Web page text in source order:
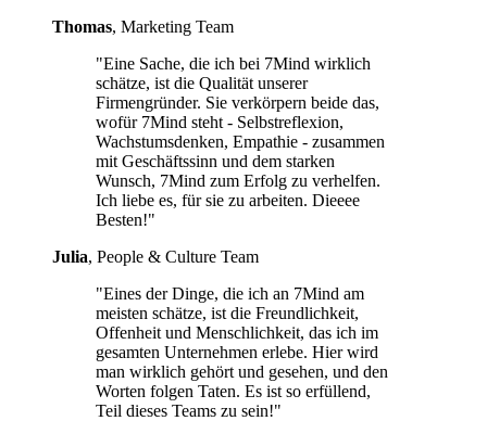
Thomas, Marketing Team
"Eine Sache, die ich bei 7Mind wirklich
schätze, ist die Qualität unserer
Firmengründer. Sie verkörpern beide das,
wofür 7Mind steht - Selbstreflexion,
Wachstumsdenken, Empathie - zusammen
mit Geschäftssinn und dem starken
Wunsch, 7Mind zum Erfolg zu verhelfen.
Ich liebe es, für sie zu arbeiten. Dieeee
Besten!"
Julia, People & Culture Team
"Eines der Dinge, die ich an 7Mind am
meisten schätze, ist die Freundlichkeit,
Offenheit und Menschlichkeit, das ich im
gesamten Unternehmen erlebe. Hier wird
man wirklich gehört und gesehen, und den
Worten folgen Taten. Es ist so erfüllend,
Teil dieses Teams zu sein!"